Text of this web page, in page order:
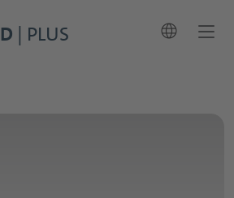
D | PLUS
language